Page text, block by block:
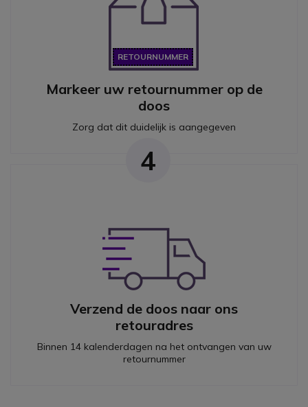
RETOURNUMMER
Markeer uw retournummer op de
doos
Zorg dat dit duidelijk is aangegeven
4
Verzend de doos naar ons
retouradres
Binnen 14 kalenderdagen na het ontvangen van uw
retournummer